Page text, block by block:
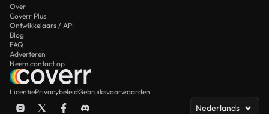
Over
Coverr Plus
Ontwikkelaars / API
Blog
FAQ
Adverteren
Neem contact op
LicentiePrivacybeleidGebruiksvoorwaarden
Nederlands